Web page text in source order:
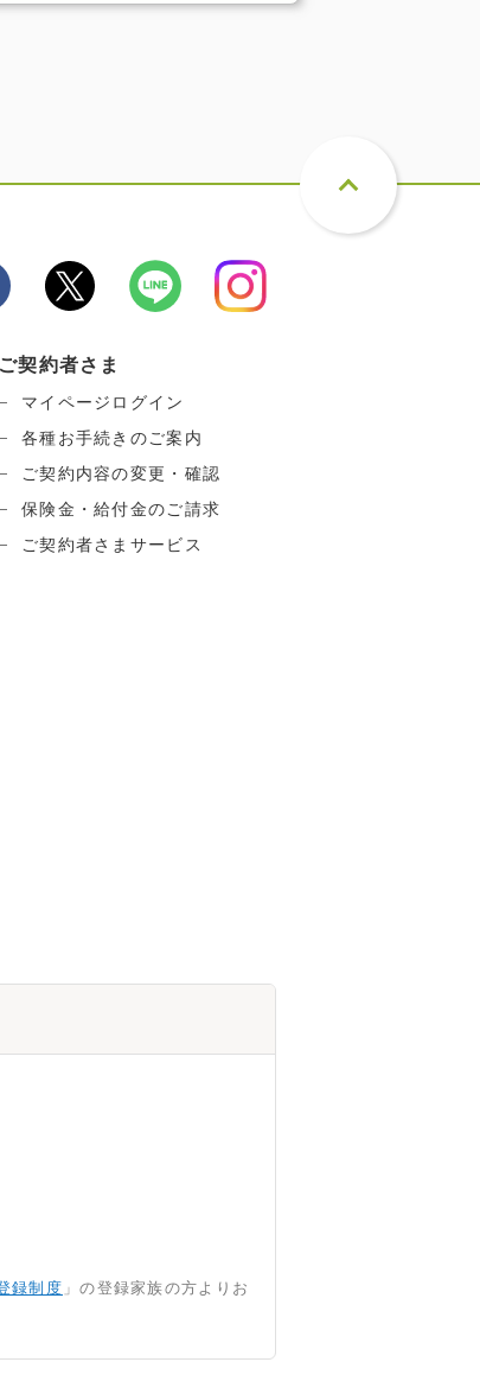
ご契約者さま
マイページログイン
各種お手続きのご案内
ご契約内容の変更・確認
保険金・給付金のご請求
ご契約者さまサービス
録制度 」の登録家族の方よりお